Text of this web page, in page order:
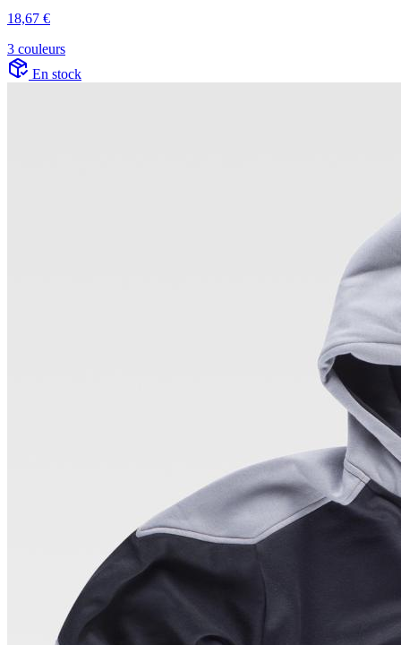
18,67 €
3 couleurs
En stock